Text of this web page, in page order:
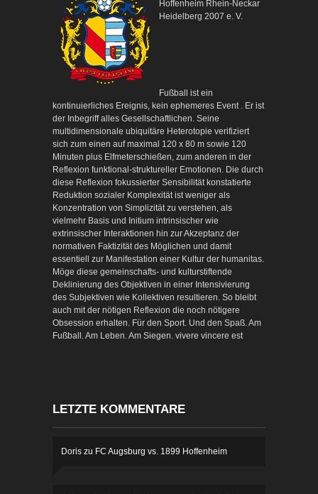
Hoffenheim Rhein-Neckar
Heidelberg 2007 e. V.
Fußball ist ein
kontinuierliches Ereignis, kein ephemeres Event . Er ist
der Inbegriff alles Gesellschaftlichen. Seine
multidimensionale ubiquitäre Heterotopie verifiziert
sich zum einen auf maximal 120 x 80 m sowie 120
Minuten plus Elfmeterschießen, zum anderen in der
Reflexion funktional-struktureller Emotionen. Die durch
diese Reflexion fokussierter Sensibilität konstatierte
Reduktion sozialer Komplexität ist weniger als
Konzentration von Simplizität zu verstehen, als
vielmehr Basis und Initium intrinsischer wie
extrinsischer Interaktionen hin zur Akzeptanz der
normativen Faktizität des Möglichen und damit
essentiell zur Manifestation einer Kultur der humanitas.
Möge diese gemeinschafts- und kulturstiftende
Deklinierung des Objektiven in einer Intensivierung
des Subjektiven wie Kollektiven resultieren. So bleibt
auch mit der nötigen Reflexion die noch nötigere
Obsession erhalten. Für den Sport. Und den Spaß. Am
Fußball. Am Leben. Am Siegen. vivere vincere est
LETZTE KOMMENTARE
Doris zu FC Augsburg vs. 1899 Hoffenheim